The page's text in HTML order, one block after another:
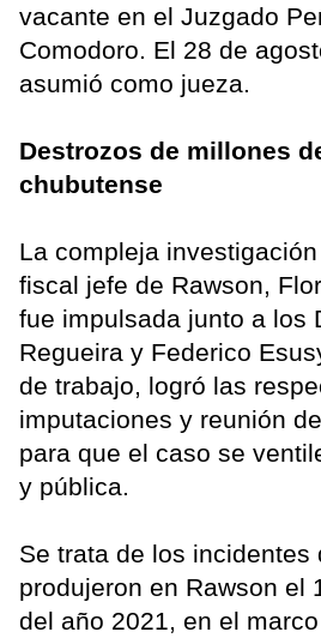
vacante en el Juzgado
Comodoro. El 28 de
asumió como jueza.
Destrozos de millones
chubutense
La compleja
fiscal jefe de Rawson,
fue impulsada junto a los
Regueira y Federico
de trabajo, logró las
imputaciones y reunión
para que el caso se
y pública.
Se trata de los incidentes
produjeron en Rawson el
del año 2021, en el